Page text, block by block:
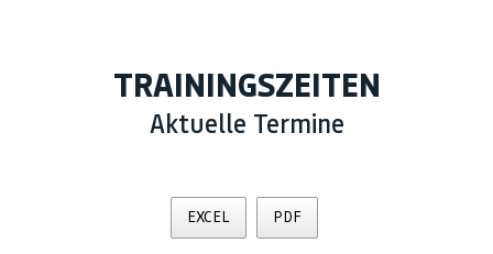
TRAININGSZEITEN
Aktuelle Termine
EXCEL PDF